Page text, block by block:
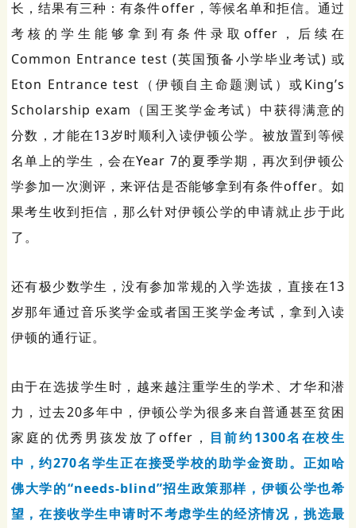
长，结果有三种：有条件offer，等候名单和拒信。通过
考核的学生能够拿到有条件录取offer，后续在
Common Entrance test (英国预备小学毕业考试) 或
Eton Entrance test（伊顿自主命题测试）或King’s
Scholarship exam（国王奖学金考试）中获得满意的
分数，才能在13岁时顺利入读伊顿公学。被放置到等候
名单上的学生，会在Year 7的夏季学期，再次到伊顿公
学参加一次测评，来评估是否能够拿到有条件offer。如
果考生收到拒信，那么针对伊顿公学的申请就止步于此
了。
还有极少数学生，没有参加常规的入学选拔，直接在13
岁那年通过音乐奖学金或者国王奖学金考试，拿到入读
伊顿的通行证。
由于在选拔学生时，越来越注重学生的学术、才华和潜
力，过去20多年中，伊顿公学为很多来自普通甚至贫困
家庭的优秀男孩发放了offer， 目前约1300名在校生
中，约270名学生正在接受学校的助学金资助。正如哈
佛大学的“needs-blind”招生政策那样，伊顿公学也希
望，在接收学生申请时不考虑学生的经济情况，挑选最